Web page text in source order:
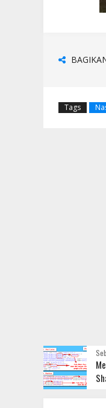
Tags